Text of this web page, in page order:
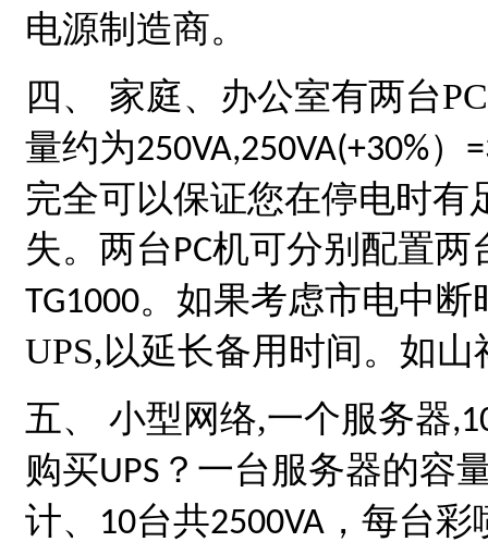
电源制造商。
四、
家庭、办公室有两台PC
量约为250VA,250VA(+30%）
完全可以保证您在停电时
失。两台PC机可分别配置两
TG1000。如果考虑市电中断
UPS,以延长备用时间。如山
五、
小型网络,一个服务器
购买UPS ？一台服务器的容
计、
10台共2500VA ，每台